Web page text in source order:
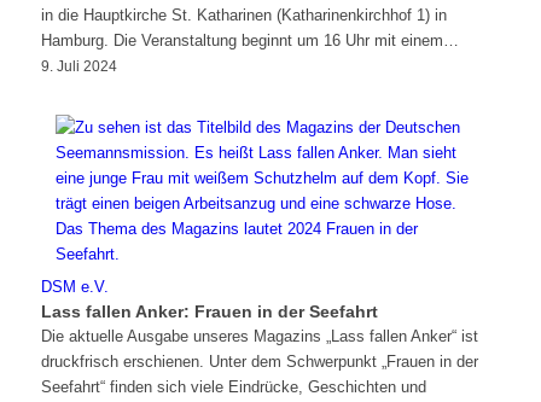
in die Hauptkirche St. Katharinen (Katharinenkirchhof 1) in
Hamburg. Die Veranstaltung beginnt um 16 Uhr mit einem…
9. Juli 2024
DSM e.V.
Lass fallen Anker: Frauen in der Seefahrt
Die aktuelle Ausgabe unseres Magazins „Lass fallen Anker“ ist
druckfrisch erschienen. Unter dem Schwerpunkt „Frauen in der
Seefahrt“ finden sich viele Eindrücke, Geschichten und